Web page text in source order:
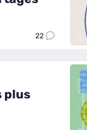
22
plus